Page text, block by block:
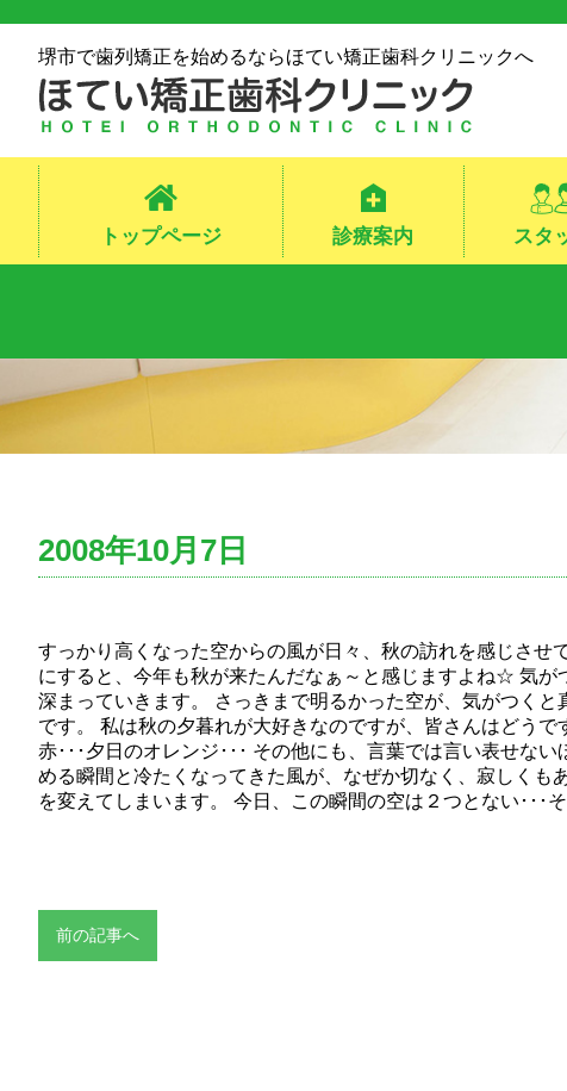
堺市で歯列矯正を始めるならほてい矯正歯科クリニックへ
トップページ 診療案内 スタ
2008年10月7日
すっかり高くなった空からの風が日々、秋の訪れを感じさせ
にすると、今年も秋が来たんだなぁ～と感じますよね☆ 気
深まっていきます。 さっきまで明るかった空が、気がつく
です。 私は秋の夕暮れが大好きなのですが、皆さんはどう
赤･･･夕日のオレンジ･･･ その他にも、言葉では言い表せな
める瞬間と冷たくなってきた風が、なぜか切なく、寂しく
を変えてしまいます。 今日、この瞬間の空は２つとない･･
前の記事へ